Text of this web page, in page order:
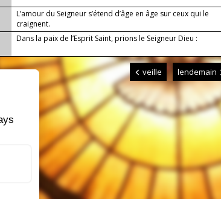
L’amour du Seigneur s’étend d’âge en âge sur ceux qui le
craignent.
Dans la paix de l’Esprit Saint, prions le Seigneur Dieu :
veille lendemain